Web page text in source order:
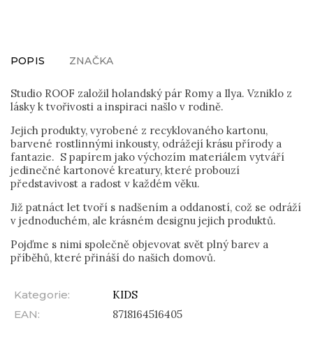
POPIS ZNAČKA
Studio ROOF založil holandský pár Romy a Ilya. Vzniklo z
lásky k tvořivosti a inspiraci našlo v rodině.
Jejich produkty, vyrobené z recyklovaného kartonu,
barvené rostlinnými inkousty, odrážejí krásu přírody a
fantazie. S papírem jako výchozím materiálem vytváří
jedinečné kartonové kreatury, které probouzí
představivost a radost v každém věku.
Již patnáct let tvoří s nadšením a oddaností, což se odráží
v jednoduchém, ale krásném designu jejich produktů.
Pojďme s nimi společně objevovat svět plný barev a
příběhů, které přináší do našich domovů.
Kategorie:
KIDS
EAN: 8718164516405